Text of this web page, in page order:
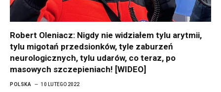
Robert Oleniacz: Nigdy nie widziałem tylu arytmii,
tylu migotań przedsionków, tyle zaburzeń
neurologicznych, tylu udarów, co teraz, po
masowych szczepieniach! [WIDEO]
POLSKA 10 LUTEGO 2022